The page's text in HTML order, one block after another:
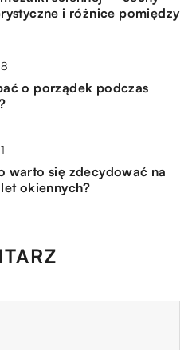
i różnice pomiędzy
o porządek podczas
warto się zdecydować na
okiennych?